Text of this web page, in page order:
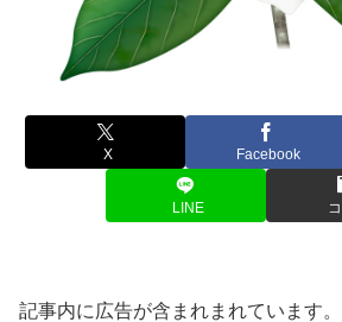
X Facebook
LINE
記事内に広告が含まれまれています。